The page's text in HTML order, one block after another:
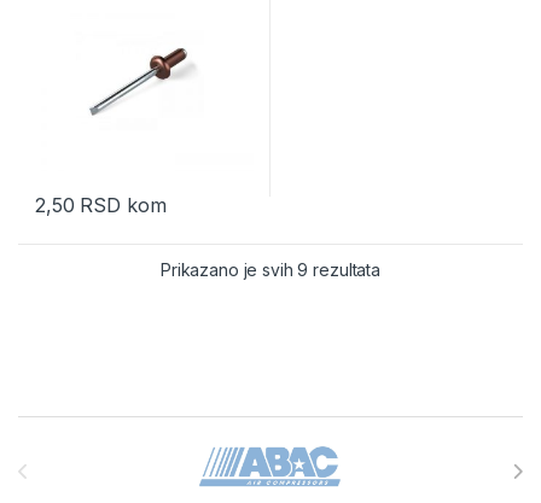
2,50 RSD kom
Prikazano je svih 9 rezultata
Brands Carousel